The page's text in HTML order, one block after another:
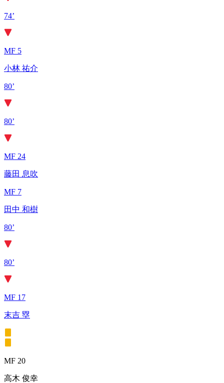
74’
MF 5
小林 祐介
80’
80’
MF 24
藤田 息吹
MF 7
田中 和樹
80’
80’
MF 17
末吉 塁
MF 20
高木 俊幸